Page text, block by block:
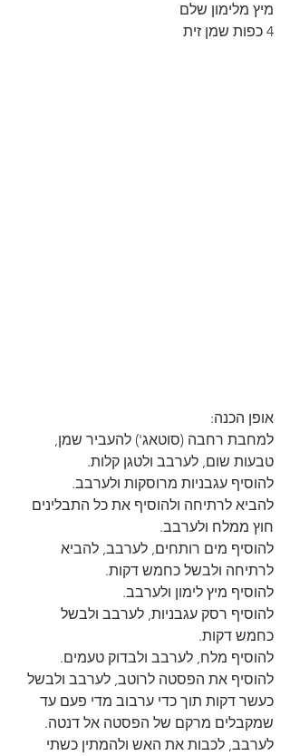
מיץ מלימון שלם
4 כפות שמן זית
אופן הכנה:
למחבת רחבה (סוטאג') להעביר שמן,
טבעות שום, לערבב ולטגן קלות.
להוסיף עגבניות מרוסקות ולערבב.
להביא לרתיחה ולהוסיף את כל התבלינים
חוץ ממלח ולערבב.
להוסיף מים רותחים, לערבב, להביא
לרתיחה ולבשל כחמש דקות.
להוסיף מיץ לימון ולערבב.
להוסיף רסק עגבניות, לערבב ולבשל
כחמש דקות.
להוסיף מלח, לערבב ולבדוק טעמים.
להוסיף את הפסטה לרוטב, לערבב ולבשל
כעשר דקות תוך כדי ערבוב מדי פעם עד
שמקבלים מרקם של הפסטה אל דנטה.
לערבב, לכבות את האש ולהמתין כשתי